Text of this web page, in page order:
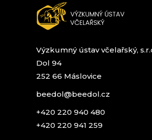
Výzkumný ústav včelařský,
Dol 94
252 66 Máslovice
beedol@beedol.cz
+420 220 940 480
+420 220 941 259